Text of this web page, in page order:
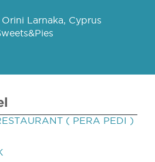
Larnaka, Cyprus
( PERA PEDI )